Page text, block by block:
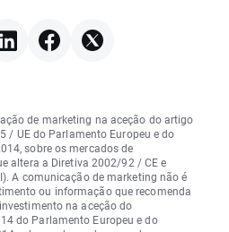
de marketing na aceção do artigo
/ UE do Parlamento Europeu e do
sobre os mercados de
altera a Diretiva 2002/92 / CE e
A comunicação de marketing não é
ou informação que recomenda
na aceção do
do Parlamento Europeu e do